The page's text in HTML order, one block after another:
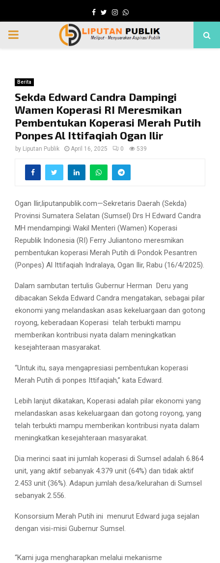
Facebook
TwitterInstagram
Whatsapp
PRIMARY
Berita
Sekda Edward Candra Dampingi
Wamen Koperasi RI Meresmikan
Pembentukan Koperasi Merah Putih
Ponpes Al Ittifaqiah Ogan Ilir
by Liputan Publik April 16, 2025 0 539
Ogan Ilir,liputanpublik.com—Sekretaris Daerah (Sekda)
Provinsi Sumatera Selatan (Sumsel) Drs H Edward Candra
MH mendampingi Wakil Menteri (Wamen) Koperasi
Republik Indonesia (RI) Ferry Juliantono meresmikan
pembentukan koperasi Merah Putih di Pondok Pesantren
(Ponpes) Al Ittifaqiah Indralaya, Ogan Ilir, Rabu (16/4/2025).
Dalam sambutan tertulis Gubernur Herman Deru yang
dibacakan Sekda Edward Candra mengatakan, sebagai pilar
ekonomi yang melandaskan asas kekeluargaan dan gotong
royong, keberadaan Koperasi telah terbukti mampu
memberikan kontribusi nyata dalam meningkatkan
kesejahteraan masyarakat.
“Untuk itu, saya mengapresiasi pembentukan koperasi
Merah Putih di ponpes Ittifaqiah,” kata Edward.
Lebih lanjut dikatakan, Koperasi adalah pilar ekonomi yang
melandaskan asas kekeluargaan dan gotong royong, yang
telah terbukti mampu memberikan kontribusi nyata dalam
meningkatkan kesejahteraan masyarakat.
Dia merinci saat ini jumlah koperasi di Sumsel adalah 6.864
unit, yang aktif sebanyak 4.379 unit (64%) dan tidak aktif
2.453 unit (36%). Adapun jumlah desa/kelurahan di Sumsel
sebanyak 2.556.
Konsorsium Merah Putih ini menurut Edward juga sejalan
dengan visi-misi Gubernur Sumsel.
“Kami juga mengharapkan melalui mekanisme